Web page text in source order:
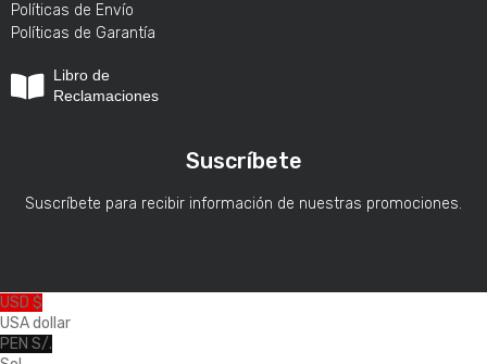
Políticas de Envío
Políticas de Garantía
Libro de
Reclamaciones
Suscríbete
Suscríbete para recibir información de nuestras promociones.
USD $
USA dollar
PEN S/.